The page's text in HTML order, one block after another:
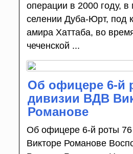
операции в 2000 году, в
селении Дуба-Юрт, под
амира Хаттаба, во
чеченской ...
Об офицере 6-й
дивизии ВДВ
Романове
Об офицере 6-й роты
Викторе Романове